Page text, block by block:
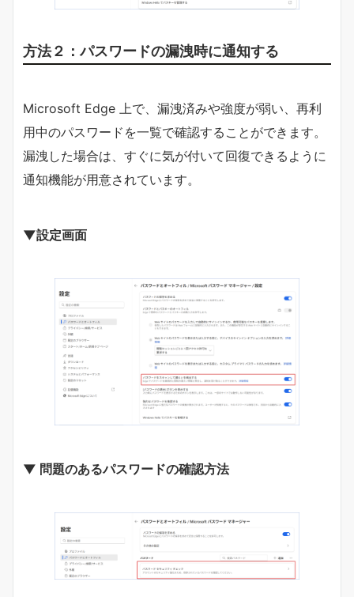
方法２：パスワードの漏洩時に通知する
Microsoft Edge 上で、漏洩済みや強度が弱い、再利
用中のパスワードを一覧で確認することができます。
漏洩した場合は、すぐに気が付いて回復できるように
通知機能が用意されています。
▼設定画面
▼ 問題のあるパスワードの確認方法